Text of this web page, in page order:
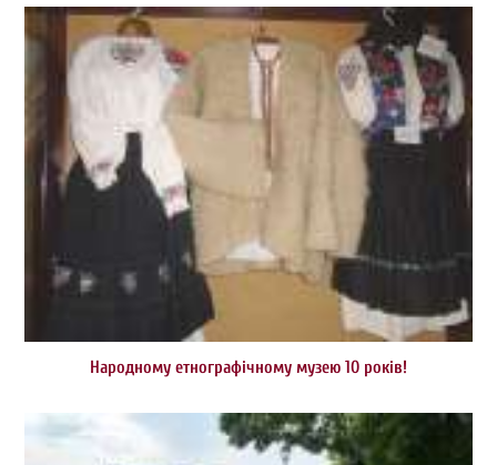
Народному етнографічному музею 10 років!